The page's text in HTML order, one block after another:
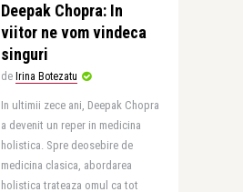
Deepak Chopra: In
viitor ne vom vindeca
singuri
de Irina Botezatu
In ultimii zece ani, Deepak Chopra
a devenit un reper in medicina
holistica. Spre deosebire de
medicina clasica, abordarea
holistica trateaza omul ca tot